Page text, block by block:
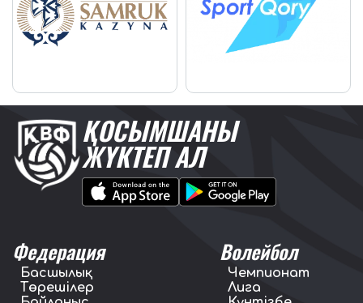
ҚОСЫМШАНЫ
ЖҮКТЕП АЛ
Федерация
Басшылық
Төрешілер
Волейбол
Чемпионат
Лига